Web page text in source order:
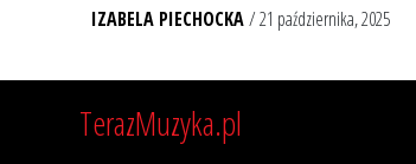
IZABELA PIECHOCKA/ 21 października, 2025
TerazMuzyka.pl